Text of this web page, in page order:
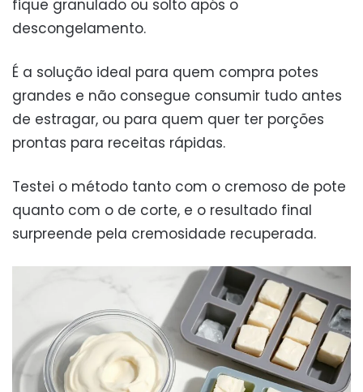
fique granulado ou solto após o
descongelamento.
É a solução ideal para quem compra potes
grandes e não consegue consumir tudo antes
de estragar, ou para quem quer ter porções
prontas para receitas rápidas.
Testei o método tanto com o cremoso de pote
quanto com o de corte, e o resultado final
surpreende pela cremosidade recuperada.